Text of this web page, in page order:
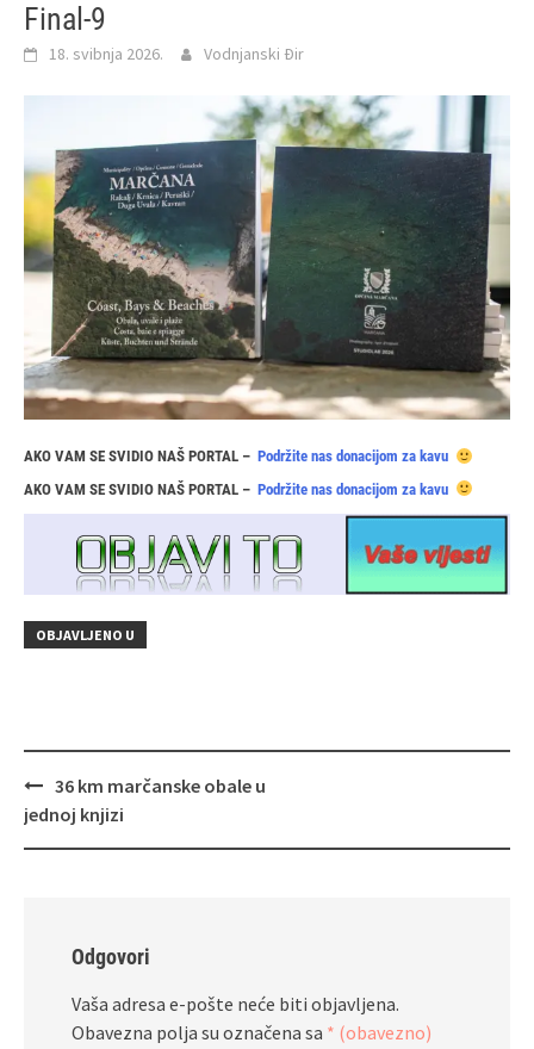
Final-9
18. svibnja 2026. Vodnjanski Đir
AKO VAM SE SVIDIO NAŠ PORTAL – Podržite nas donacijom za kavu
AKO VAM SE SVIDIO NAŠ PORTAL – Podržite nas donacijom za kavu
OBJAVLJENO U
Navigacija
objava
36 km marčanske obale u
jednoj knjizi
Odgovori
Vaša adresa e-pošte neće biti objavljena.
Obavezna polja su označena sa * (obavezno)